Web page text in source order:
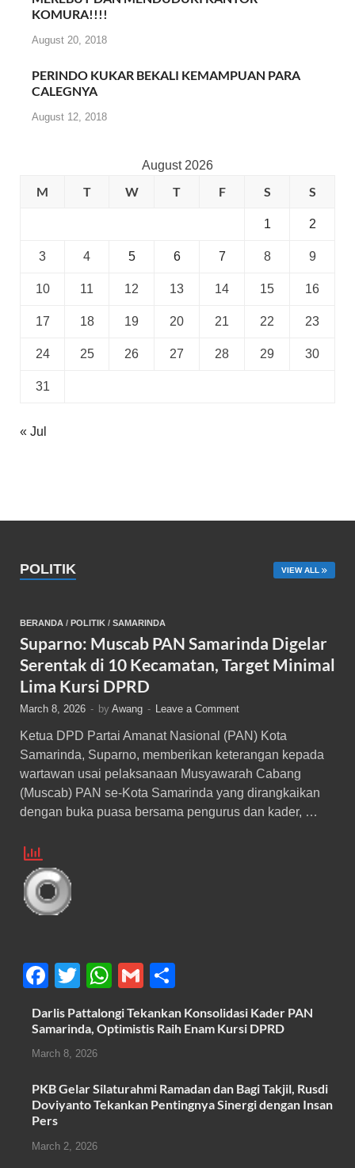
KOMURA!!!!
August 20, 2018
PERINDO KUKAR BEKALI KEMAMPUAN PARA
CALEGNYA
August 12, 2018
August 2026
M T W T F S S
1 2
3 4 5 6 7 8 9
10 11 12 13 14 15 16
17 18 19 20 21 22 23
24 25 26 27 28 29 30
31
« Jul
POLITIK VIEW ALL
BERANDA / POLITIK / SAMARINDA
Suparno: Muscab PAN Samarinda Digelar
Serentak di 10 Kecamatan, Target Minimal
Lima Kursi DPRD
March 8, 2026 - by Awang - Leave a Comment
Ketua DPD Partai Amanat Nasional (PAN) Kota
Samarinda, Suparno, memberikan keterangan kepada
wartawan usai pelaksanaan Musyawarah Cabang
(Muscab) PAN se-Kota Samarinda yang dirangkaikan
dengan buka puasa bersama pengurus dan kader, …
F
c
e
o
o
k
T
tt
er
W
at
p
G
ail ar
Darlis Pattalongi Tekankan Konsolidasi Kader PAN
Samarinda, Optimistis Raih Enam Kursi DPRD
March 8, 2026
PKB Gelar Silaturahmi Ramadan dan Bagi Takjil, Rusdi
Doviyanto Tekankan Pentingnya Sinergi dengan Insan
Pers
March 2, 2026